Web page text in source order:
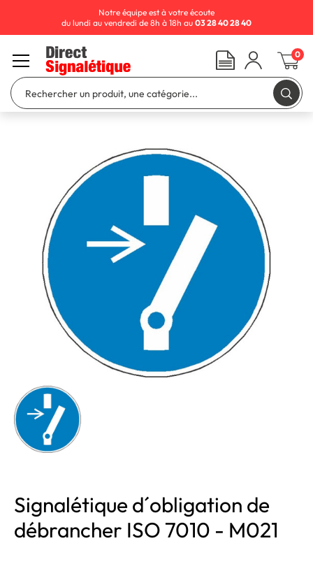
Signalétique d´obligation de
débrancher ISO 7010 - M021
Notre équipe est à votre écoute
du lundi au vendredi de 8h à 18h au 03 28 40 28 40
0